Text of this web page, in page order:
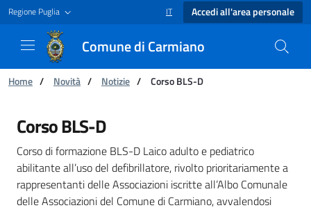
Regione Puglia SELEZIONE LINGUA: LINGUA
IT Accedi all'area personale
Comune di Carmiano
Ti trovi in:
Home / Novità / Notizie / Corso BLS-D
Corso BLS-D - Comune di Carmiano
Corso BLS-D
Corso di formazione BLS-D Laico adulto e pediatrico
abilitante all’uso del defibrillatore, rivolto prioritariamente a
rappresentanti delle Associazioni iscritte all’Albo Comunale
delle Associazioni del Comune di Carmiano, avvalendosi